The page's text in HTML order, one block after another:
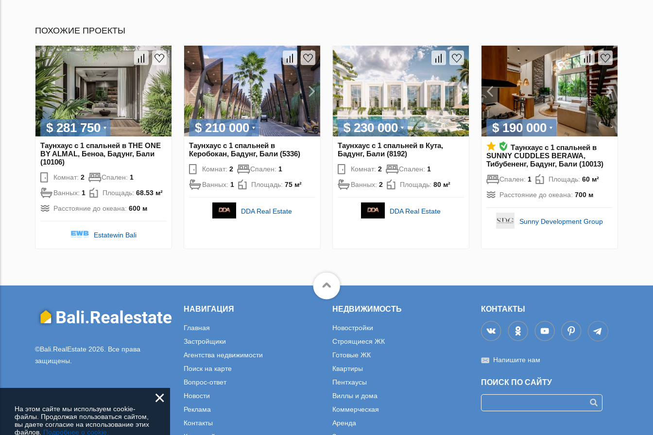
ПОХОЖИЕ ПРОЕКТЫ
$ 281 750
Таунхаус с 1 спальней в THE ONE
BY ALMAL, Беноа, Бадунг, Бали
(10106)
Комнат: 2 Спален: 1
Ванных: 1 Площадь: 68.53 м²
Расстояние до океана: 600 м
Estatewin Bali
$ 210 000
Таунхаус с 1 спальней в
Керобокан, Бадунг, Бали (5336)
Комнат: 2 Спален: 1
Ванных: 1 Площадь: 75 м²
DDA Real Estate
$ 230 000
Таунхаус с 1 спальней в Кута,
Бадунг, Бали (8192)
Комнат: 2 Спален: 1
Ванных: 2 Площадь: 80 м²
DDA Real Estate
$ 190 000
Таунхаус с 1 спальней в
SUNNY CUDDLES BERAWA,
Тибубененг, Бадунг, Бали (10013)
Спален: 1 Площадь: 60 м²
Расстояние до океана: 700 м
Sunny Development Group
©Bali.RealEstate 2026. Все права
защищены.
НАВИГАЦИЯ
Главная
Застройщики
Агентства недвижимости
Поиск на карте
Вопрос-ответ
Новости
Реклама
Контакты
НЕДВИЖИМОСТЬ
Новостройки
Строящиеся ЖК
Готовые ЖК
Квартиры
Пентхаусы
Виллы и дома
Коммерческая
Аренда
КОНТАКТЫ
Напишите нам
ПОИСК ПО САЙТУ
×
На этом сайте мы используем cookie-
файлы. Продолжая пользоваться сайтом,
вы даете согласие на использование этих
файлов. Подробнее о cookie.